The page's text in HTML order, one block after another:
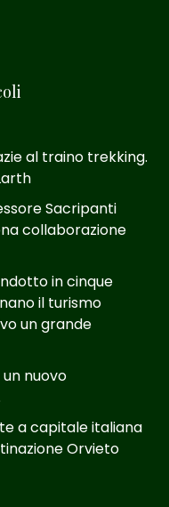
al traino trekking.
Sacripanti
collaborazione
in cinque
il turismo
un grande
un nuovo
a capitale italiana
Orvieto